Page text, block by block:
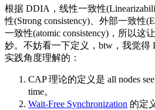
根据 DDIA，线性一致性
性(Strong consistency)、外部一致性
一致性(atomic consistency)，所以这
妙。不妨看一下定义，btw，我觉得
实践角度理解的：
CAP 理论的定义是 all nodes see
time。
Wait-Free Synchronization 的定